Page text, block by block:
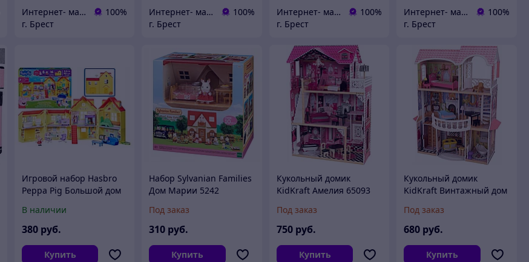
Интернет- магазин O'кей маркет
100%
г. Брест
Интернет- магазин O'кей маркет
100%
г. Брест
Интернет- магазин O'кей маркет
100%
г. Брест
Интернет- магазин O'кей маркет
100%
г. Брест
Игровой набор Hasbro
Peppa Pig Большой дом
В наличии
380 руб.
Купить
Набор Sylvanian Families
Дом Марии 5242
Под заказ
310 руб.
Купить
Кукольный домик
KidKraft Амелия 65093
Под заказ
750 руб.
Купить
Кукольный домик
KidKraft Винтажный дом
Под заказ
680 руб.
Купить